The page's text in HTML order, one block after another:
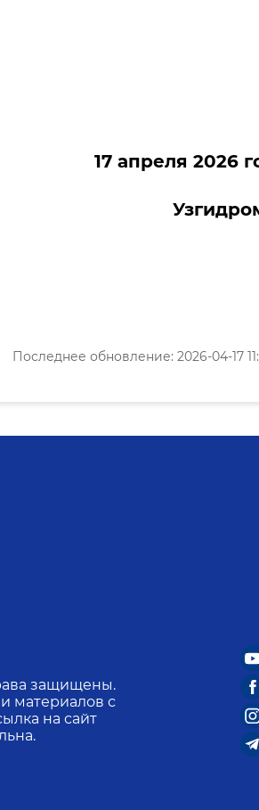
17 апреля 2026
Последнее обновление: 2026-04-17
защищены.
материалов с
на сайт